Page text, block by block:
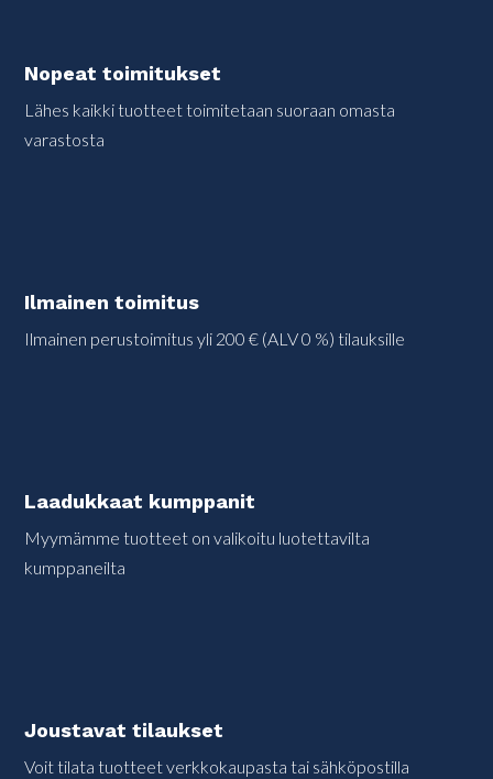
Nopeat toimitukset
Lähes kaikki tuotteet toimitetaan suoraan omasta
varastosta
Ilmainen toimitus
Ilmainen perustoimitus yli 200 € (ALV 0 %) tilauksille
Laadukkaat kumppanit
Myymämme tuotteet on valikoitu luotettavilta
kumppaneilta
Joustavat tilaukset
Voit tilata tuotteet verkkokaupasta tai sähköpostilla